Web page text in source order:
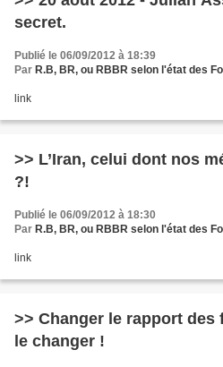
secret.
Publié le 06/09/2012 à 18:39
Par R.B, BR, ou RBBR selon l'état des
link
>> L’Iran, celui dont nos
?!
Publié le 06/09/2012 à 18:30
Par R.B, BR, ou RBBR selon l'état des
link
>> Changer le rapport des
le changer !